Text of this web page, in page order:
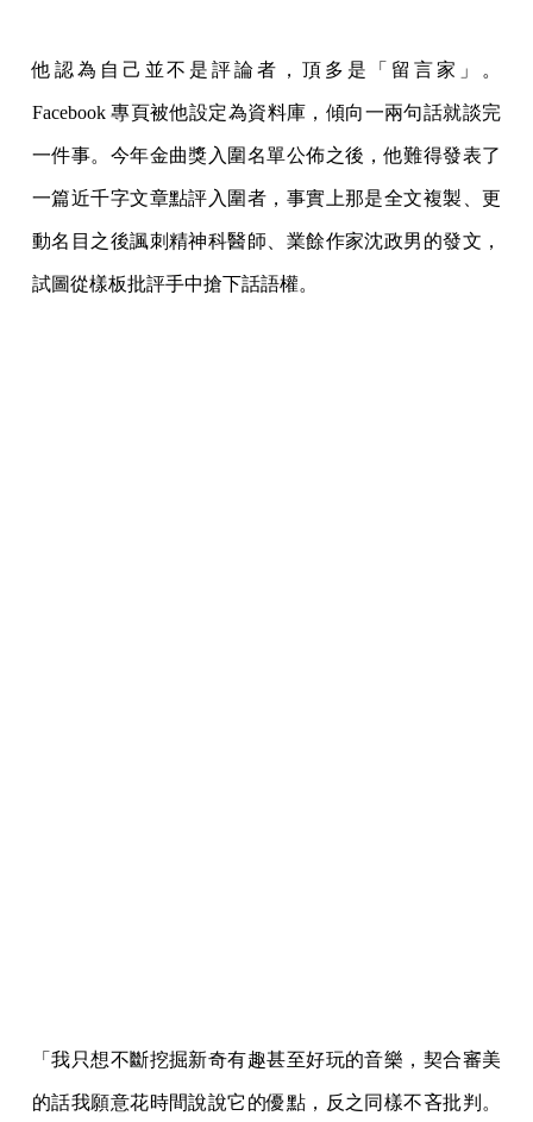
他認為自己並不是評論者，頂多是「留言家」。
Facebook 專頁被他設定為資料庫，傾向一兩句話就談完
一件事。今年金曲獎入圍名單公佈之後，他難得發表了
一篇近千字文章點評入圍者，事實上那是全文複製、更
動名目之後諷刺精神科醫師、業餘作家沈政男的發文，
試圖從樣板批評手中搶下話語權。
「我只想不斷挖掘新奇有趣甚至好玩的音樂，契合審美
的話我願意花時間說說它的優點，反之同樣不吝批判。